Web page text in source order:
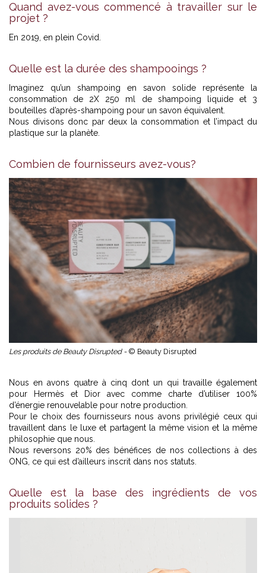
Quand avez-vous commencé à travailler sur le
projet ?
En 2019, en plein Covid.
Quelle est la durée des shampooings ?
Imaginez qu’un shampoing en savon solide représente la
consommation de 2X 250 ml de shampoing liquide et 3
bouteilles d’après-shampoing pour un savon équivalent.
Nous divisons donc par deux la consommation et l’impact du
plastique sur la planète.
Combien de fournisseurs avez-vous?
Les produits de Beauty Disrupted - © Beauty Disrupted
Nous en avons quatre à cinq dont un qui travaille également
pour Hermès et Dior avec comme charte d’utiliser 100%
d’énergie renouvelable pour notre production.
Pour le choix des fournisseurs nous avons privilégié ceux qui
travaillent dans le luxe et partagent la même vision et la même
philosophie que nous.
Nous reversons 20% des bénéfices de nos collections à des
ONG, ce qui est d’ailleurs inscrit dans nos statuts.
Quelle est la base des ingrédients de vos
produits solides ?